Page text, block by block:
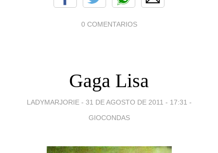
0 COMENTARIOS
Gaga Lisa
LADYMARJORIE - 31 DE AGOSTO DE 2011 - 17:31 -
GIOCONDAS